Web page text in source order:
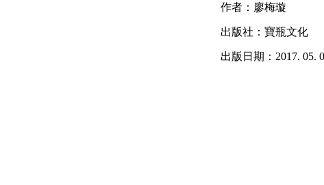
作者：廖梅璇
出版社：寶瓶文化
出版日期：2017. 05.